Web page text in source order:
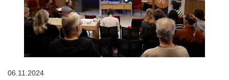
06.11.2024